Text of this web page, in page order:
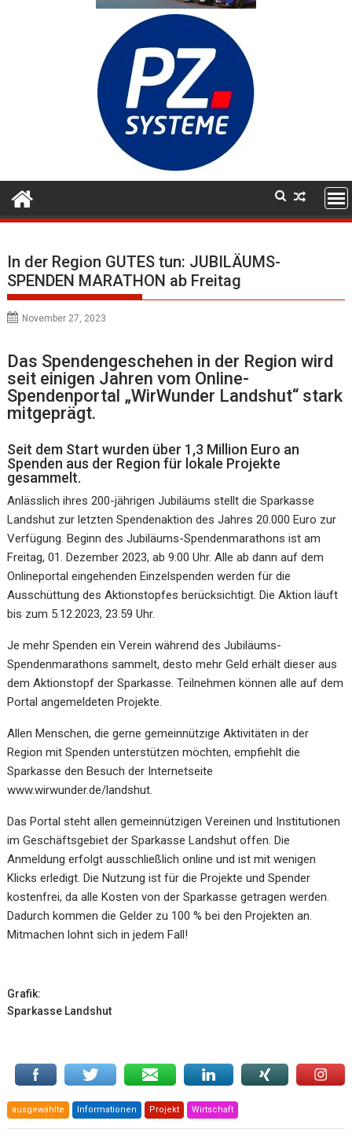
In der Region GUTES tun: JUBILÄUMS-
SPENDEN MARATHON ab Freitag
November 27, 2023
Das Spendengeschehen in der Region wird
seit einigen Jahren vom Online-
Spendenportal „WirWunder Landshut“ stark
mitgeprägt.
Seit dem Start wurden über 1,3 Million Euro an
Spenden aus der Region für lokale Projekte
gesammelt.
Anlässlich ihres 200-jährigen Jubiläums stellt die Sparkasse
Landshut zur letzten Spendenaktion des Jahres 20.000 Euro zur
Verfügung. Beginn des Jubiläums-Spendenmarathons ist am
Freitag, 01. Dezember 2023, ab 9:00 Uhr. Alle ab dann auf dem
Onlineportal eingehenden Einzelspenden werden für die
Ausschüttung des Aktionstopfes berücksichtigt. Die Aktion läuft
bis zum 5.12.2023, 23.59 Uhr.
Je mehr Spenden ein Verein während des Jubiläums-
Spendenmarathons sammelt, desto mehr Geld erhält dieser aus
dem Aktionstopf der Sparkasse. Teilnehmen können alle auf dem
Portal angemeldeten Projekte.
Allen Menschen, die gerne gemeinnützige Aktivitäten in der
Region mit Spenden unterstützen möchten, empfiehlt die
Sparkasse den Besuch der Internetseite
www.wirwunder.de/landshut.
Das Portal steht allen gemeinnützigen Vereinen und Institutionen
im Geschäftsgebiet der Sparkasse Landshut offen. Die
Anmeldung erfolgt ausschließlich online und ist mit wenigen
Klicks erledigt. Die Nutzung ist für die Projekte und Spender
kostenfrei, da alle Kosten von der Sparkasse getragen werden.
Dadurch kommen die Gelder zu 100 % bei den Projekten an.
Mitmachen lohnt sich in jedem Fall!
Grafik:
Sparkasse Landshut
ausgewählte Informationen Projekt Wirtschaft